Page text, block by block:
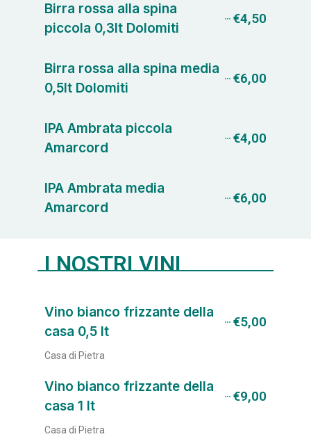
Birra rossa alla spina
piccola 0,3lt Dolomiti
€4,50
Birra rossa alla spina media
0,5lt Dolomiti
€6,00
IPA Ambrata piccola
Amarcord
€4,00
IPA Ambrata media
Amarcord
€6,00
I NOSTRI VINI
Vino bianco frizzante della
casa 0,5 lt
€5,00
Casa di Pietra
Vino bianco frizzante della
casa 1 lt
€9,00
Casa di Pietra